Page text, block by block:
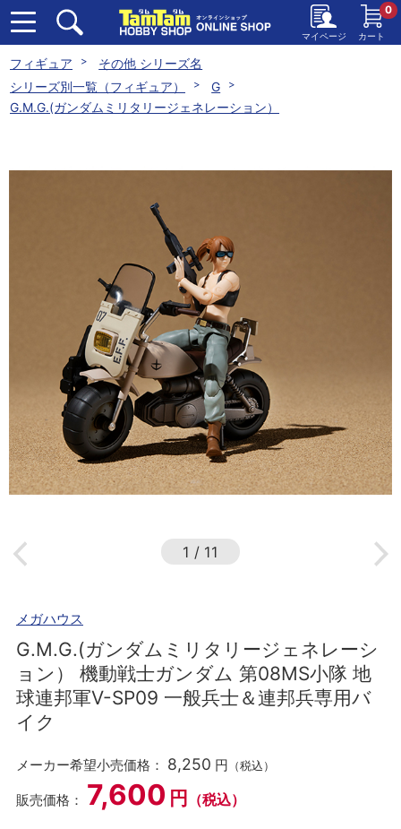
マイページ カート
0
フィギュア
その他 シリーズ名
シリーズ別一覧（フィギュア）
G
G.M.G.(ガンダムミリタリージェネレーション）
1 / 11
メガハウス
G.M.G.(ガンダムミリタリージェネレーシ
ョン） 機動戦士ガンダム 第08MS小隊 地
球連邦軍V-SP09 一般兵士＆連邦兵専用バ
イク
メーカー希望小売価格： 8,250 円 （税込）
販売価格： 7,600 円 （税込）